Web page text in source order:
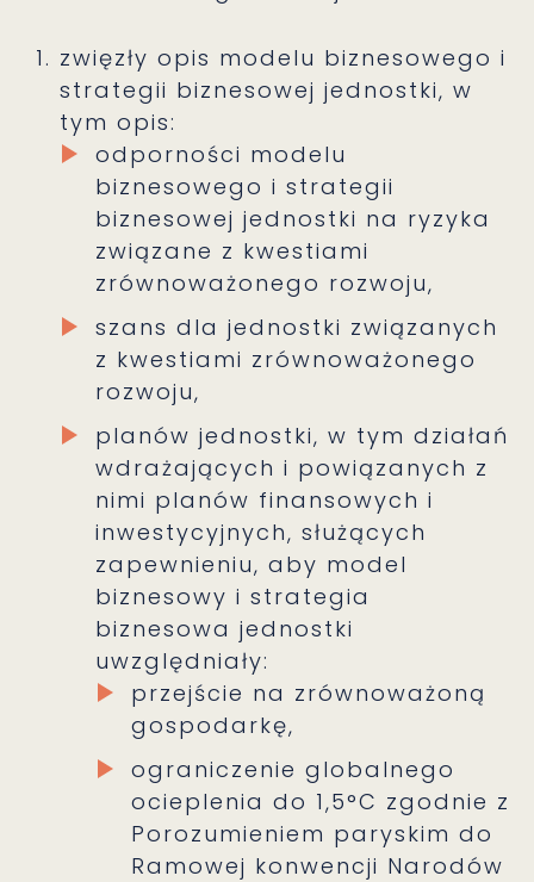
zwięzły opis modelu biznesowego i
strategii biznesowej jednostki, w
tym opis:
odporności modelu
biznesowego i strategii
biznesowej jednostki na ryzyka
związane z kwestiami
zrównoważonego rozwoju,
szans dla jednostki związanych
z kwestiami zrównoważonego
rozwoju,
planów jednostki, w tym działań
wdrażających i powiązanych z
nimi planów finansowych i
inwestycyjnych, służących
zapewnieniu, aby model
biznesowy i strategia
biznesowa jednostki
uwzględniały:
przejście na zrównoważoną
gospodarkę,
ograniczenie globalnego
ocieplenia do 1,5°C zgodnie z
Porozumieniem paryskim do
Ramowej konwencji Narodów